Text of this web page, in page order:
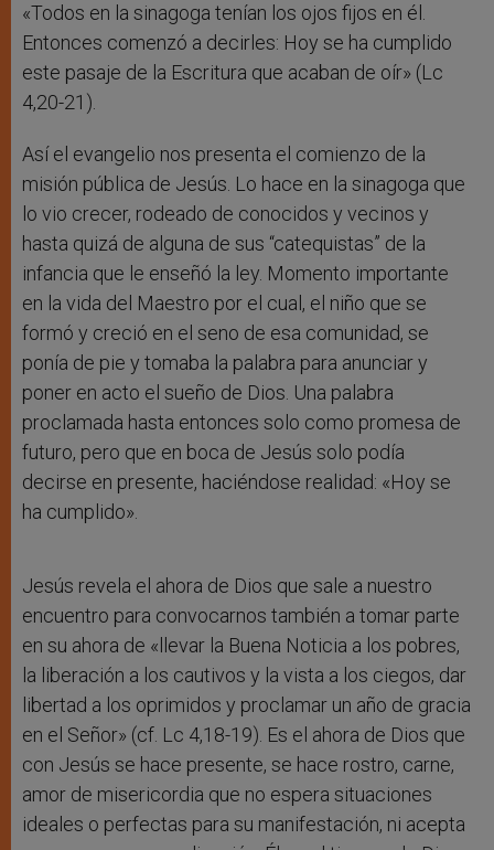
«Todos en la sinagoga tenían los ojos fijos en él.
Entonces comenzó a decirles: Hoy se ha cumplido
este pasaje de la Escritura que acaban de oír» (Lc
4,20-21).
Así el evangelio nos presenta el comienzo de la
misión pública de Jesús. Lo hace en la sinagoga que
lo vio crecer, rodeado de conocidos y vecinos y
hasta quizá de alguna de sus “catequistas” de la
infancia que le enseñó la ley. Momento importante
en la vida del Maestro por el cual, el niño que se
formó y creció en el seno de esa comunidad, se
ponía de pie y tomaba la palabra para anunciar y
poner en acto el sueño de Dios. Una palabra
proclamada hasta entonces solo como promesa de
futuro, pero que en boca de Jesús solo podía
decirse en presente, haciéndose realidad: «Hoy se
ha cumplido».
Jesús revela el ahora de Dios que sale a nuestro
encuentro para convocarnos también a tomar parte
en su ahora de «llevar la Buena Noticia a los pobres,
la liberación a los cautivos y la vista a los ciegos, dar
libertad a los oprimidos y proclamar un año de gracia
en el Señor» (cf. Lc 4,18-19). Es el ahora de Dios que
con Jesús se hace presente, se hace rostro, carne,
amor de misericordia que no espera situaciones
ideales o perfectas para su manifestación, ni acepta